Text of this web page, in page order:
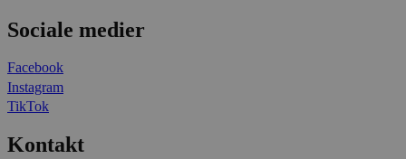
Sociale medier
Facebook
Instagram
TikTok
Kontakt